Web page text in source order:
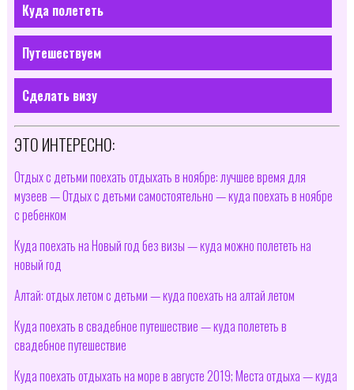
Куда полететь
Путешествуем
Сделать визу
ЭТО ИНТЕРЕСНО:
Отдых с детьми поехать отдыхать в ноябре: лучшее время для
музеев — Отдых с детьми самостоятельно — куда поехать в ноябре
с ребенком
Куда поехать на Новый год без визы — куда можно полететь на
новый год
Алтай: отдых летом с детьми — куда поехать на алтай летом
Куда поехать в свадебное путешествие — куда полететь в
свадебное путешествие
Куда поехать отдыхать на море в августе 2019; Места отдыха — куда